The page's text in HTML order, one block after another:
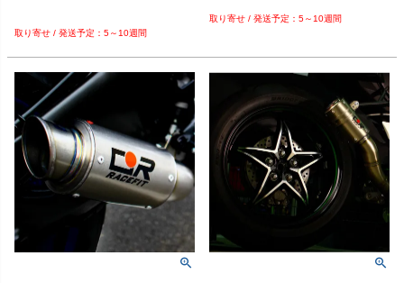
5～10週間
5～10週間